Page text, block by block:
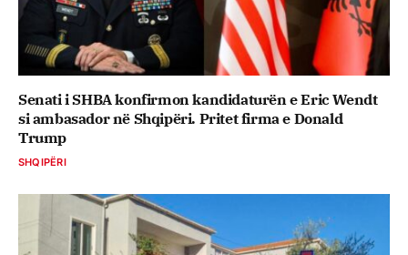
Senati i SHBA konfirmon kandidaturën e Eric Wendt
si ambasador në Shqipëri. Pritet firma e Donald
Trump
SHQIPËRI